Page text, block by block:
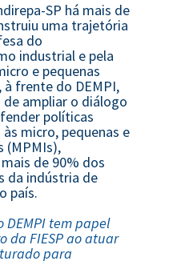
SP há mais de
uma trajetória
do
industrial e pela
e pequenas
à frente do DEMPI,
de ampliar o diálogo
políticas
micro, pequenas e
(MPMIs),
de 90% dos
da indústria de
país.
DEMPI tem papel
da FIESP ao atuar
para